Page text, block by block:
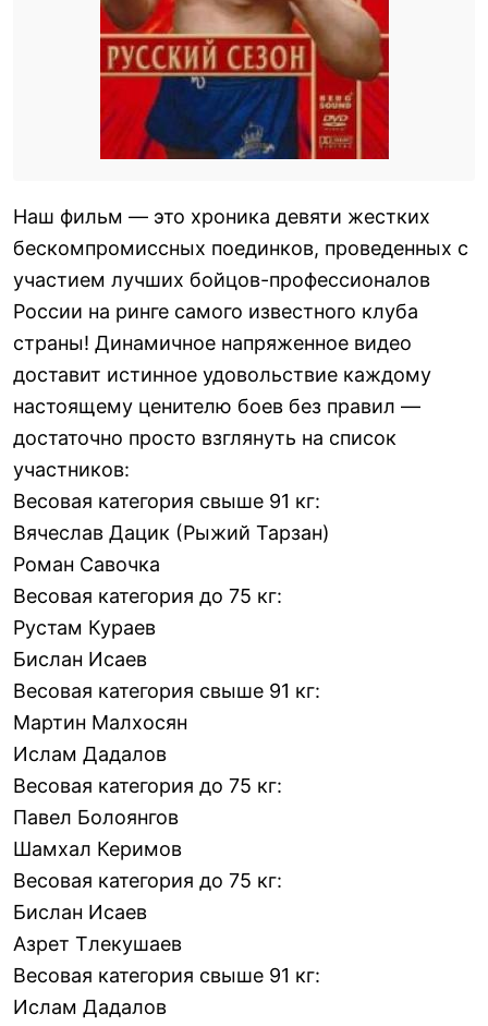
Наш фильм — это хроника девяти жестких
бескомпромиссных поединков, проведенных с
участием лучших бойцов-профессионалов
России на ринге самого известного клуба
страны! Динамичное напряженное видео
доставит истинное удовольствие каждому
настоящему ценителю боев без правил —
достаточно просто взглянуть на список
участников:
Весовая категория свыше 91 кг:
Вячеслав Дацик (Рыжий Тарзан)
Роман Савочка
Весовая категория до 75 кг:
Рустам Кураев
Бислан Исаев
Весовая категория свыше 91 кг:
Мартин Малхосян
Ислам Дадалов
Весовая категория до 75 кг:
Павел Болоянгов
Шамхал Керимов
Весовая категория до 75 кг:
Бислан Исаев
Азрет Тлекушаев
Весовая категория свыше 91 кг:
Ислам Дадалов